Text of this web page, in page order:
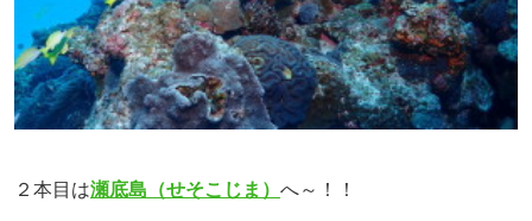
２本目は瀬底島（せそこじま） へ～！！